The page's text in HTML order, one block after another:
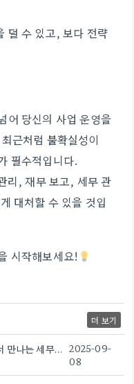
덜 수 있고, 보다 전략
어 당신의 사업 운영을
근처럼 불확실성이
필수적입니다.
리, 재무 보고, 세무 관
대처할 수 있을 것입
시작해보세요!
더 보기
마케팅 트렌드의 실전 가이드: 데이터에서 만나는 세무기장 2025-09-
08